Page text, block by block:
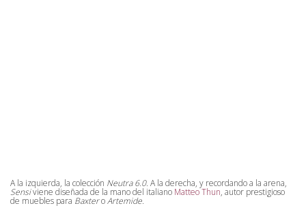
A la izquierda, la colección Neutra 6.0. A la derecha, y recordando a la arena,
Sensiviene diseñada de la mano del italiano Matteo Thun, autor prestigioso
de muebles para BaxteroArtemide.